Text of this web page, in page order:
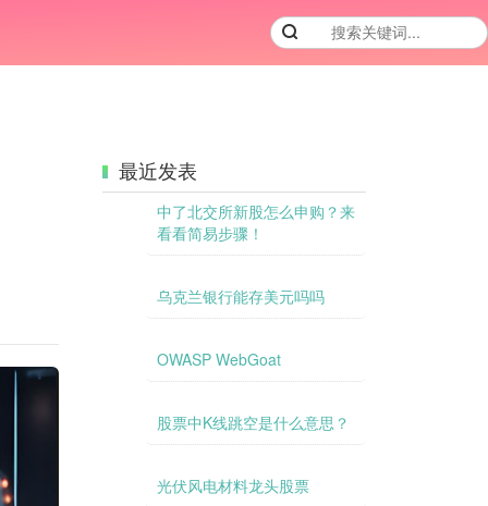
最近发表
中了北交所新股怎么申购？来
看看简易步骤！
乌克兰银行能存美元吗吗
OWASP WebGoat
股票中K线跳空是什么意思？
光伏风电材料龙头股票